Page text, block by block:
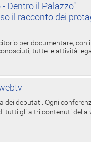
Dentro il Palazzo"
il racconto dei
per documentare, con
tutte le attività
dei deputati. Ogni
tutti gli altri contenuti della